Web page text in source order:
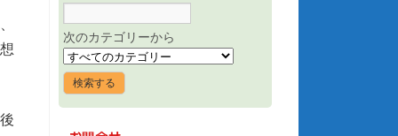
次のカテゴリーから